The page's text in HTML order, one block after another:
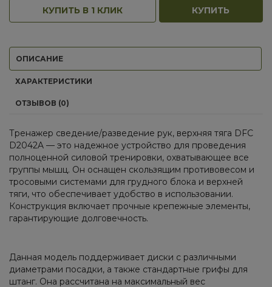
КУПИТЬ В 1 КЛИК КУПИТЬ
ОПИСАНИЕ
ХАРАКТЕРИСТИКИ
ОТЗЫВОВ (0)
Тренажер сведение/разведение рук, верхняя тяга DFC
D2042A — это надежное устройство для проведения
полноценной силовой тренировки, охватывающее все
группы мышц. Он оснащен скользящим противовесом и
тросовыми системами для грудного блока и верхней
тяги, что обеспечивает удобство в использовании.
Конструкция включает прочные крепежные элементы,
гарантирующие долговечность.
Данная модель поддерживает диски с различными
диаметрами посадки, а также стандартные грифы для
штанг. Она рассчитана на максимальный вес